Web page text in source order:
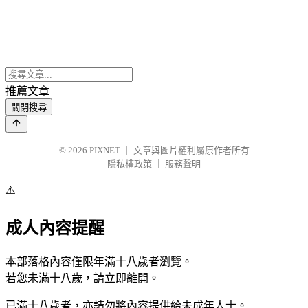
推薦文章
關閉搜尋
© 2026 PIXNET
文章與圖片權利屬原作者所有
隱私權政策
服務聲明
⚠️
成人內容提醒
本部落格內容僅限年滿十八歲者瀏覽。
若您未滿十八歲，請立即離開。
已滿十八歲者，亦請勿將內容提供給未成年人士。